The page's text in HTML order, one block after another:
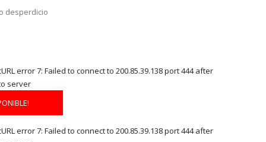
desperdicio
error 7: Failed to connect to 200.85.39.138 port 444 after
server
error 7: Failed to connect to 200.85.39.138 port 444 after